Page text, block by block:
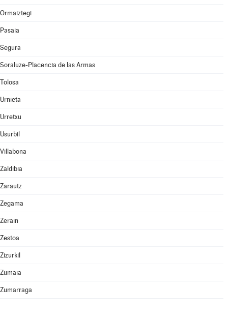
Ormaiztegi
Pasaia
Segura
Soraluze-Placencia de las Armas
Tolosa
Urnieta
Urretxu
Usurbil
Villabona
Zaldibia
Zarautz
Zegama
Zerain
Zestoa
Zizurkil
Zumaia
Zumarraga